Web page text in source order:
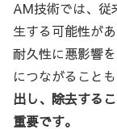
AM技術では、従
生する可能性が
耐久性に悪影響
につながることも
出し、除去する
重要です。